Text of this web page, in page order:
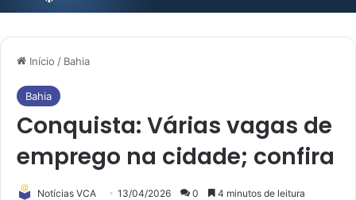
Início / Bahia
Bahia
Conquista: Várias vagas de
emprego na cidade; confira
Notícias VCA 13/04/2026 0 4 minutos de leitura